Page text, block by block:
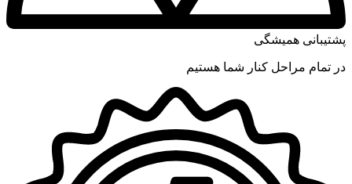
پشتیبانی همیشگی
در تمام مراحل کنار شما هستیم